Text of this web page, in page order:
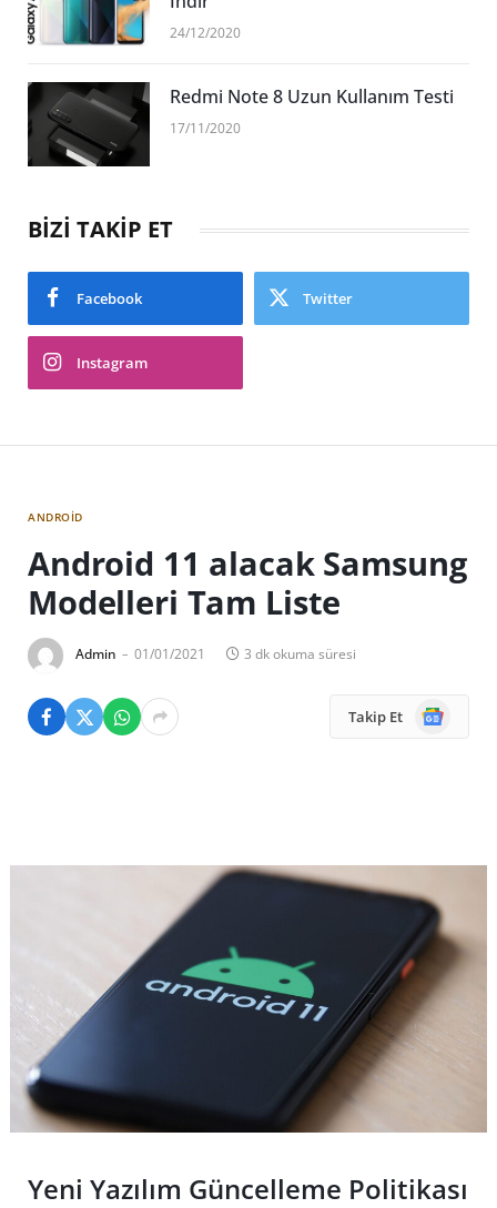
24/12/2020
Redmi Note 8 Uzun Kullanım Testi
17/11/2020
BİZİ TAKİP ET
Facebook Twitter
Instagram
ANDROID
Android 11 alacak Samsung
Modelleri Tam Liste
Admin 01/01/2021 3 dk okuma süresi
Takip Et
Google
Yeni Yazılım Güncelleme Politikası